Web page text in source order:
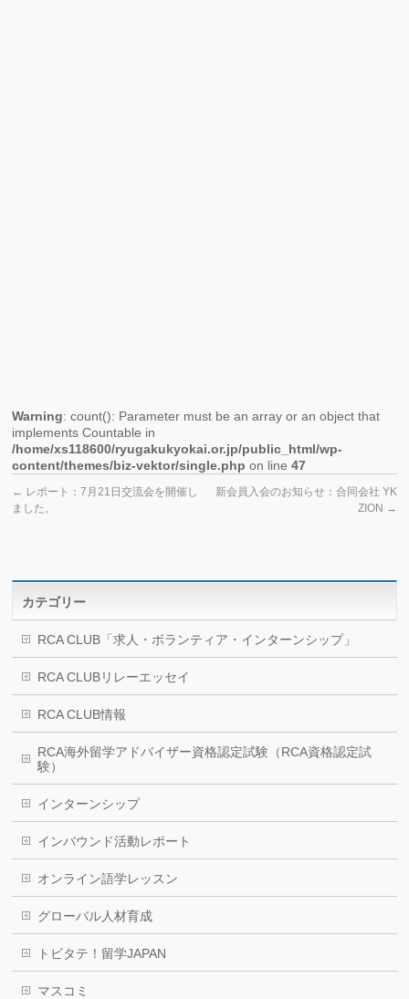
Warning: count(): Parameter must be an array or an object that
implements Countable in
/home/xs118600/ryugakukyokai.or.jp/public_html/wp-
content/themes/biz-vektor/single.php on line47
← レポート：7月21日交流会を開催し
ました。
新会員入会のお知らせ：合同会社 YK
ZION →
カテゴリー
RCA CLUB「求人・ボランティア・インターンシップ」
RCA CLUBリレーエッセイ
RCA CLUB情報
RCA海外留学アドバイザー資格認定試験（RCA資格認定試
験）
インターンシップ
インバウンド活動レポート
オンライン語学レッスン
グローバル人材育成
トビタテ！留学JAPAN
マスコミ